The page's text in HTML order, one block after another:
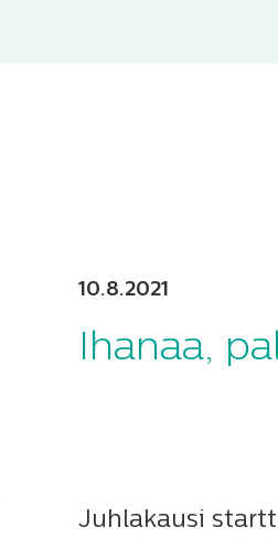
10.8.2021
Ihanaa,
Juhlakausi